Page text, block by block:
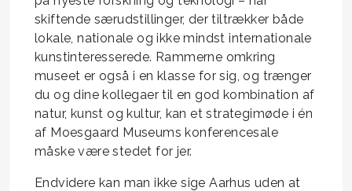
skiftende særudstillinger, der tiltrækker både
lokale, nationale og ikke mindst internationale
kunstinteresserede. Rammerne omkring
museet er også i en klasse for sig, og trænger
du og dine kollegaer til en god kombination af
natur, kunst og kultur, kan et strategimøde i én
af Moesgaard Museums konferencesale
måske være stedet for jer.
Endvidere kan man ikke sige Aarhus uden at